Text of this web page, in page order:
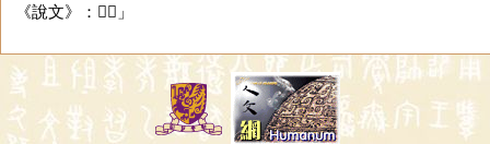
《說文》：「 𥳓 」